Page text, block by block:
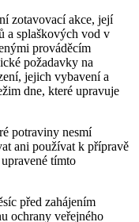
zotavovací akce, její
a splaškových vod v
prováděcím
požadavky na
jejich vybavení a
dne, které upravuje
potraviny nesmí
ani používat k přípravě
tímto
před zahájením
ochrany veřejného